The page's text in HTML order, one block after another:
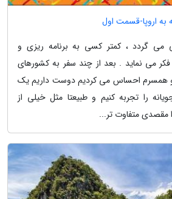
به اروپا-قسمت اول
می گردد ، کمتر کسی به برنامه ریزی و
می نماید . بعد از چند سفر به کشورهای
همسرم احساس می کردیم دوست داریم یک
را تجربه کنیم و طبیعتا مثل خیلی از
مقصدی متفاوت تر...